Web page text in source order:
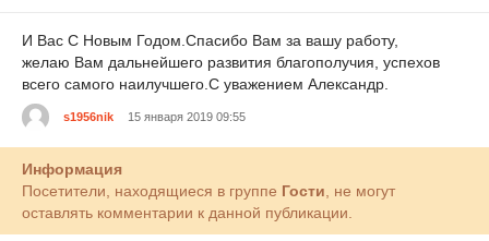
И Вас С Новым Годом.Спасибо Вам за вашу работу,
желаю Вам дальнейшего развития благополучия, успехов
всего самого наилучшего.С уважением Александр.
s1956nik 15 января 2019 09:55
Информация
Посетители, находящиеся в группе Гости , не могут
оставлять комментарии к данной публикации.